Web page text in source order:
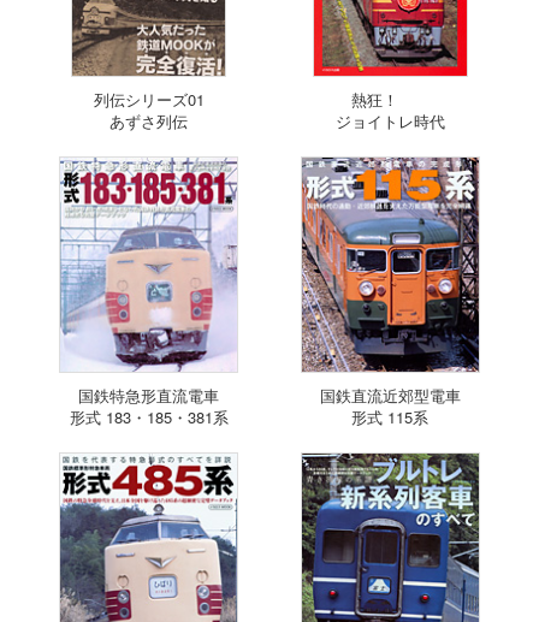
列伝シリーズ01
あずさ列伝
熱狂！
ジョイトレ時代
国鉄特急形直流電車
形式 183・185・381系
国鉄直流近郊型電車
形式 115系